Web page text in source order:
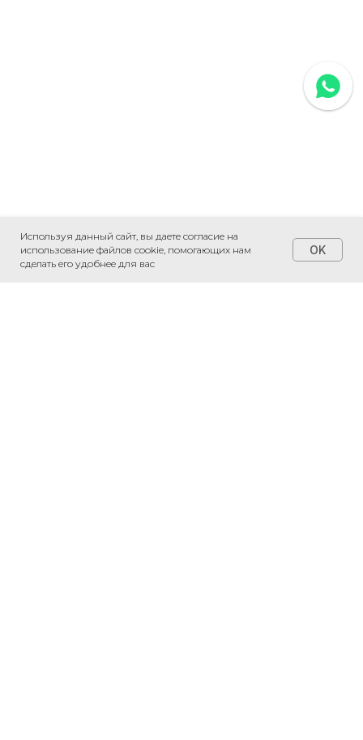
Используя данный сайт, вы даете согласие на
использование файлов cookie, помогающих нам
сделать его удобнее для вас
OK